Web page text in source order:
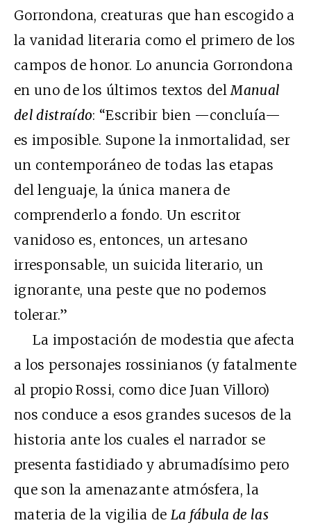
Gorrondona, creaturas que han escogido a
la vanidad literaria como el primero de los
campos de honor. Lo anuncia Gorrondona
en uno de los últimos textos delManual
del distraído: “Escribir bien —concluía—
es imposible. Supone la inmortalidad, ser
un contemporáneo de todas las etapas
del lenguaje, la única manera de
comprenderlo a fondo. Un escritor
vanidoso es, entonces, un artesano
irresponsable, un suicida literario, un
ignorante, una peste que no podemos
tolerar.”
La impostación de modestia que afecta
a los personajes rossinianos (y fatalmente
al propio Rossi, como dice Juan Villoro)
nos conduce a esos grandes sucesos de la
historia ante los cuales el narrador se
presenta fastidiado y abrumadísimo pero
que son la amenazante atmósfera, la
materia de la vigilia de La fábula de las